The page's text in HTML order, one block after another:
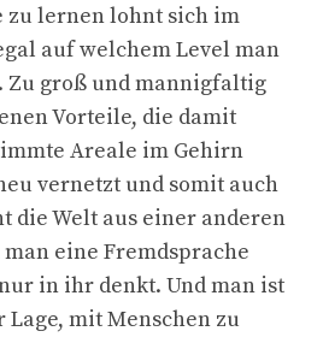
zu lernen lohnt sich im
auf welchem Level man
Zu groß und mannigfaltig
Vorteile, die damit
Areale im Gehirn
vernetzt und somit auch
die Welt aus einer anderen
eine Fremdsprache
in ihr denkt. Und man ist
mit Menschen zu